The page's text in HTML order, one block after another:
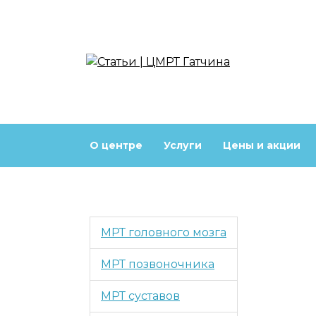
О центре Услуги Цены и акции
МРТ головного мозга
МРТ позвоночника
МРТ суставов